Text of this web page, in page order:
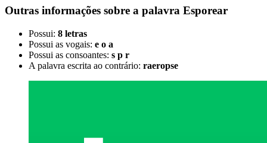
Outras informações sobre a palavra Esporear
Possui: 8 letras
Possui as vogais: e o a
Possui as consoantes: s p r
A palavra escrita ao contrário: raeropse